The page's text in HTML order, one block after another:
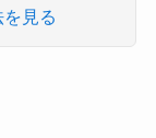
見る